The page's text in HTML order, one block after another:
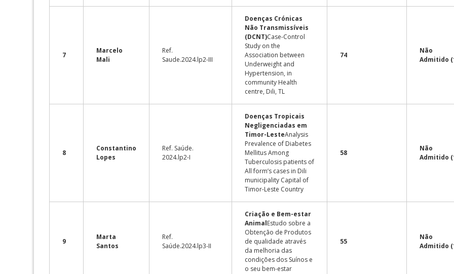
7
Marcelo
Mali
Ref.
Saude.2024.lp2-III
Doenças Crónicas
Não Transmissíveis
(DCNT)Case-Control
Study on the
Association between
Underweight and
Hypertension, in
community Health
centre, Dili, TL
74
Não
Admitido
8
Constantino
Lopes
Ref. Saúde.
2024.lp2-I
Doenças Tropicais
Negligenciadas em
Timor-LesteAnalysis
Prevalence of Diabetes
Mellitus Among
Tuberculosis patients of
All form’s cases in Dili
municipality Capital of
Timor-Leste Country
58
Não
Admitido
9
Marta
Santos
Ref.
Saúde.2024.lp3-II
Criação e Bem-estar
AnimalEstudo sobre a
Obtenção de Produtos
de qualidade através
da melhoria das
condições dos Suínos e
o seu bem-estar
55
Não
Admitido